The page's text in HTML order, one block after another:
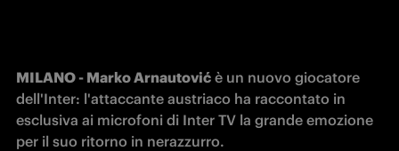
MILANO - Marko Arnautović è un nuovo giocatore
dell'Inter: l'attaccante austriaco ha raccontato in
esclusiva ai microfoni di Inter TV la grande emozione
per il suo ritorno in nerazzurro.